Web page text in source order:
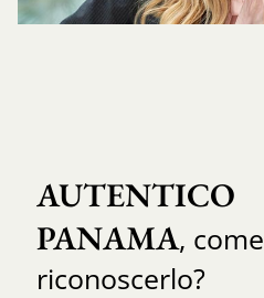
AUTENTICO
PANAMA, come
riconoscerlo?